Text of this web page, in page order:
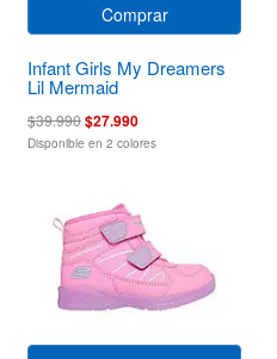
Comprar
Infant Girls My Dreamers
Lil Mermaid
$39.990$27.990
Disponible en 2 colores